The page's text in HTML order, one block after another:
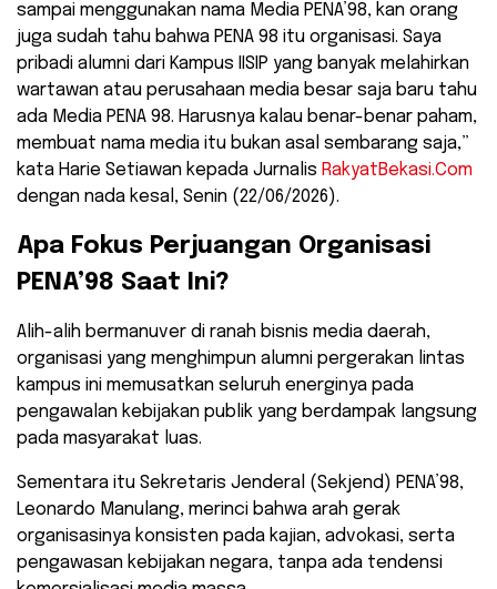
sampai menggunakan nama Media PENA’98, kan orang
juga sudah tahu bahwa PENA 98 itu organisasi. Saya
pribadi alumni dari Kampus IISIP yang banyak melahirkan
wartawan atau perusahaan media besar saja baru tahu
ada Media PENA 98. Harusnya kalau benar-benar paham,
membuat nama media itu bukan asal sembarang saja,”
kata Harie Setiawan kepada Jurnalis RakyatBekasi.Com
dengan nada kesal, Senin (22/06/2026).
​Apa Fokus Perjuangan Organisasi
PENA’98 Saat Ini?
​Alih-alih bermanuver di ranah bisnis media daerah,
organisasi yang menghimpun alumni pergerakan lintas
kampus ini memusatkan seluruh energinya pada
pengawalan kebijakan publik yang berdampak langsung
pada masyarakat luas.
Sementara itu ​Sekretaris Jenderal (Sekjend) PENA’98,
Leonardo Manulang, merinci bahwa arah gerak
organisasinya konsisten pada kajian, advokasi, serta
pengawasan kebijakan negara, tanpa ada tendensi